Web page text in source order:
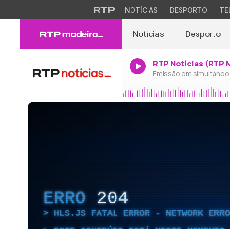
NOTÍCIAS DESPORTO
Notícias Desporto
RTP Notícias (RTP
Emissão em
ERRO 204
HLS.JS FATAL ERROR - NETWORK